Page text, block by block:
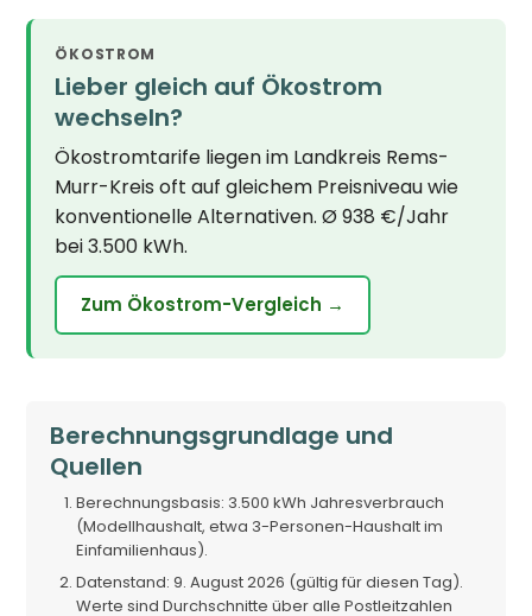
ÖKOSTROM
Lieber gleich auf Ökostrom
wechseln?
Ökostromtarife liegen im Landkreis Rems-
Murr-Kreis oft auf gleichem Preisniveau wie
konventionelle Alternativen. Ø 938 €/Jahr
bei 3.500 kWh.
Zum Ökostrom-Vergleich →
Berechnungsgrundlage und
Quellen
Berechnungsbasis: 3.500 kWh Jahresverbrauch
(Modellhaushalt, etwa 3-Personen-Haushalt im
Einfamilienhaus).
Datenstand: 9. August 2026 (gültig für diesen Tag).
Werte sind Durchschnitte über alle Postleitzahlen